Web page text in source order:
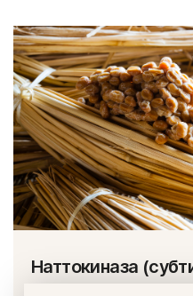
Наттокиназа